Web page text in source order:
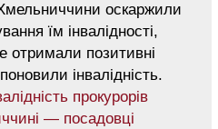
оскаржили
їм інвалідності,
отримали позитивні
інвалідність.
прокурорів
— посадовці